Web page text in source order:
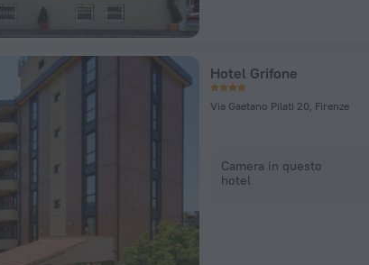
Hotel Grifone
Via Gaetano Pilati 20, Firenze
Camera in questo
hotel